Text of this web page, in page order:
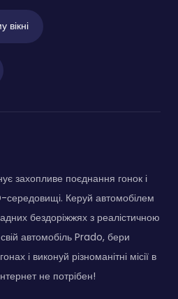
вікні
захопливе поєднання гонок і
Керуй автомобілем
бездоріжжях з реалістичною
автомобіль Prado, бери
і виконуй різноманітні місії в
не потрібен!